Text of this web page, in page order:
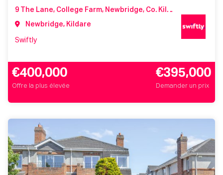
9 The Lane, College Farm, Newbridge, Co. Kildare, W12 WV84
Newbridge, Kildare
Swiftly
€400,000
Offre la plus élevée
€395,000
Demander un prix